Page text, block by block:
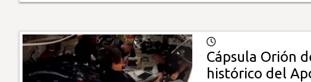
Cápsula Orión
histórico del